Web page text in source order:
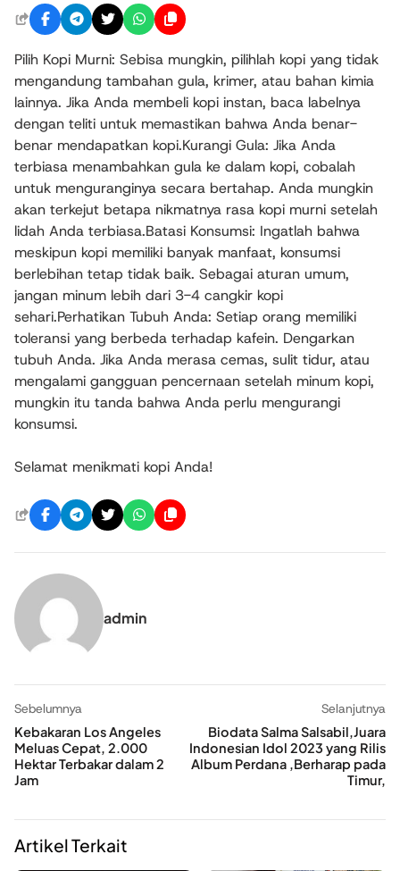
Pilih Kopi Murni: Sebisa mungkin, pilihlah kopi yang tidak
mengandung tambahan gula, krimer, atau bahan kimia
lainnya. Jika Anda membeli kopi instan, baca labelnya
dengan teliti untuk memastikan bahwa Anda benar-
benar mendapatkan kopi.Kurangi Gula: Jika Anda
terbiasa menambahkan gula ke dalam kopi, cobalah
untuk menguranginya secara bertahap. Anda mungkin
akan terkejut betapa nikmatnya rasa kopi murni setelah
lidah Anda terbiasa.Batasi Konsumsi: Ingatlah bahwa
meskipun kopi memiliki banyak manfaat, konsumsi
berlebihan tetap tidak baik. Sebagai aturan umum,
jangan minum lebih dari 3-4 cangkir kopi
sehari.Perhatikan Tubuh Anda: Setiap orang memiliki
toleransi yang berbeda terhadap kafein. Dengarkan
tubuh Anda. Jika Anda merasa cemas, sulit tidur, atau
mengalami gangguan pencernaan setelah minum kopi,
mungkin itu tanda bahwa Anda perlu mengurangi
konsumsi.
Selamat menikmati kopi Anda!
admin
Sebelumnya
Kebakaran Los Angeles
Meluas Cepat, 2.000
Hektar Terbakar dalam 2
Jam
Selanjutnya
Biodata Salma Salsabil,Juara
Indonesian Idol 2023 yang Rilis
Album Perdana ,Berharap pada
Timur,
Artikel Terkait